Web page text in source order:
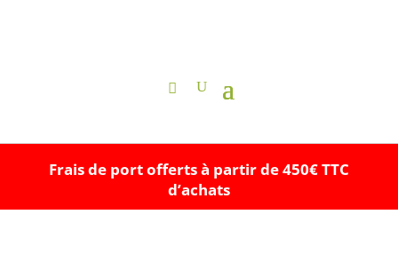
Frais de port offerts à partir de 450€ TTC
d’achats